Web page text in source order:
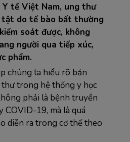
tế Việt Nam, ung thư
tật do tế bào bất thường
soát được, không
người qua tiếp xúc,
phẩm.
chúng ta hiểu rõ bản
trong hệ thống y học
phải là bệnh truyền
COVID-19, mà là quá
diễn ra trong cơ thể theo